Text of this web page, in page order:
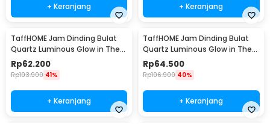
+ Keranjang + Keranjang
TaffHOME Jam Dinding Bulat
Quartz Luminous Glow in The
Dark 30cm MDB1
Rp62.200
Rp103.900 41%
+ Keranjang
TaffHOME Jam Dinding Bulat
Quartz Luminous Glow in The
Dark 30cm MDB3
Rp64.500
Rp106.900 40%
+ Keranjang